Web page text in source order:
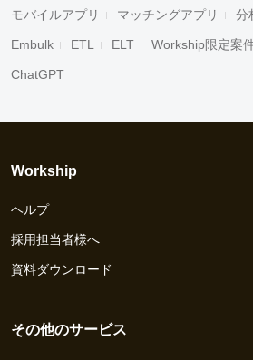
モバイルアプリ マッチングアプリ 分
Embulk ETL ELT Workship限定案
ChatGPT
Workship
ヘルプ
採用担当者様へ
資料ダウンロード
その他のサービス